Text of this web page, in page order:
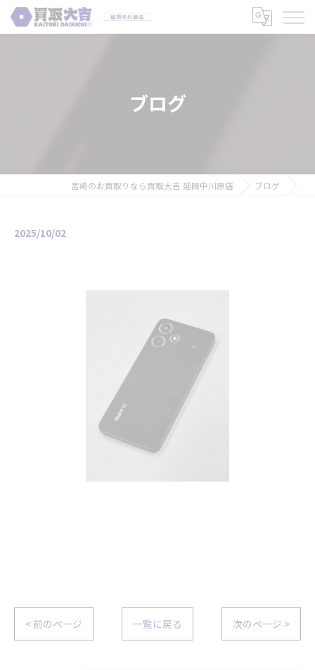
ブログ
宮崎のお買取りなら買取大吉 延岡中川原店 ブログ
2025/10/02
< 前のページ 一覧に戻る 次のページ >